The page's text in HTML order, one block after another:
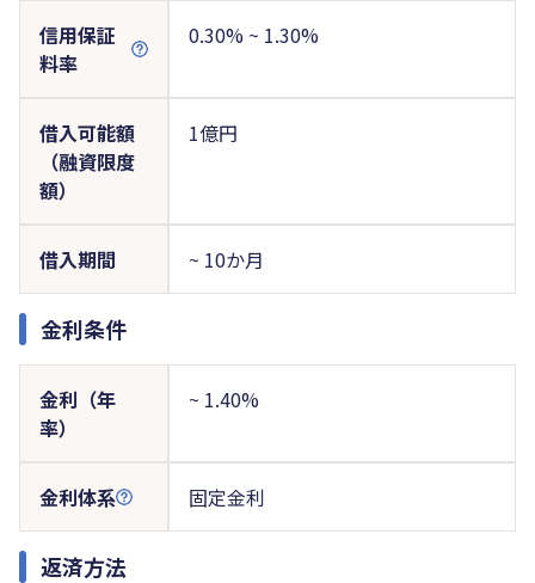
信用保証
料率
0.30% ~ 1.30%
借入可能額
（融資限度
額）
1億円
借入期間 ~ 10か月
金利条件
金利（年
率）
~ 1.40%
金利体系 固定金利
返済方法